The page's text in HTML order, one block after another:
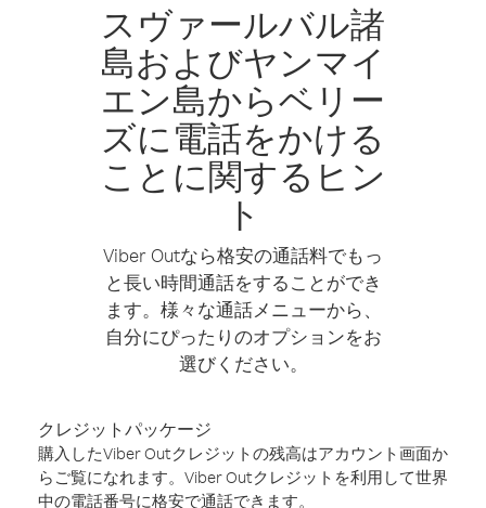
スヴァールバル諸
島およびヤンマイ
エン島からベリー
ズに電話をかける
ことに関するヒン
ト
Viber Outなら格安の通話料でもっ
と長い時間通話をすることができ
ます。様々な通話メニューから、
自分にぴったりのオプションをお
選びください。
クレジットパッケージ
購入したViber Outクレジットの残高はアカウント画面か
らご覧になれます。Viber Outクレジットを利用して世界
中の電話番号に格安で通話できます。